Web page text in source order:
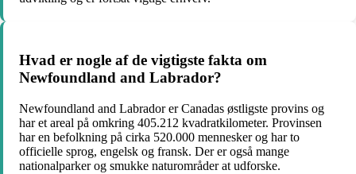
Hvad er nogle af de vigtigste fakta om
Newfoundland and Labrador?
Newfoundland and Labrador er Canadas østligste provins og
har et areal på omkring 405.212 kvadratkilometer. Provinsen
har en befolkning på cirka 520.000 mennesker og har to
officielle sprog, engelsk og fransk. Der er også mange
nationalparker og smukke naturområder at udforske.